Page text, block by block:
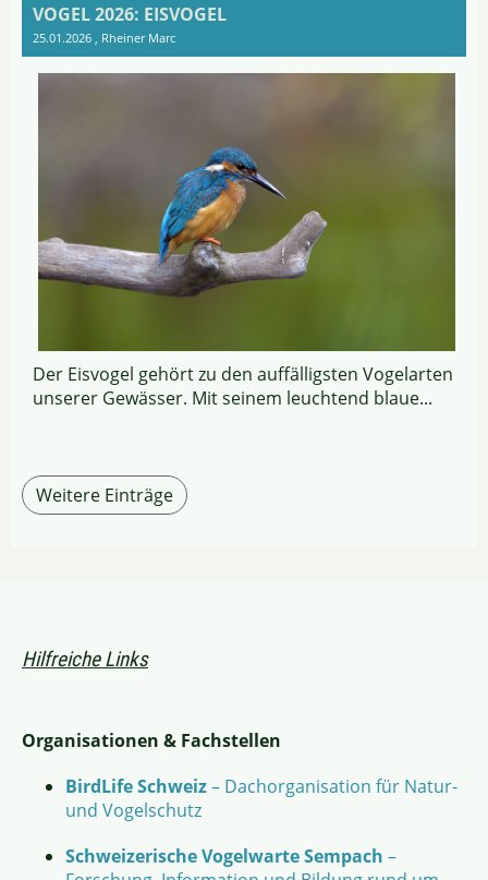
VOGEL 2026: EISVOGEL
25.01.2026 , Rheiner Marc
Der Eisvogel gehört zu den auffälligsten Vogelarten
unserer Gewässer. Mit seinem leuchtend blaue...
Weitere Einträge
Hilfreiche Links
Organisationen & Fachstellen
BirdLife Schweiz– Dachorganisation für Natur-
und Vogelschutz
Schweizerische Vogelwarte Sempach –